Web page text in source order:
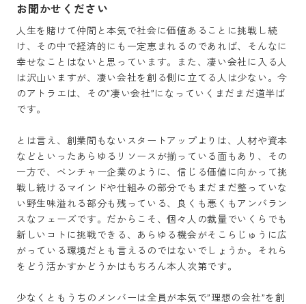
お聞かせください
人生を賭けて仲間と本気で社会に価値あることに挑戦し続
け、その中で経済的にも一定恵まれるのであれば、そんなに
幸せなことはないと思っています。また、凄い会社に入る人
は沢山いますが、凄い会社を創る側に立てる人は少ない。今
のアトラエは、その”凄い会社”になっていくまだまだ道半ば
です。
とは言え、創業間もないスタートアップよりは、人材や資本
などといったあらゆるリソースが揃っている面もあり、その
一方で、ベンチャー企業のように、信じる価値に向かって挑
戦し続けるマインドや仕組みの部分でもまだまだ整っていな
い野生味溢れる部分も残っている、良くも悪くもアンバラン
スなフェーズです。だからこそ、個々人の裁量でいくらでも
新しいコトに挑戦できる、あらゆる機会がそこらじゅうに広
がっている環境だとも言えるのではないでしょうか。それら
をどう活かすかどうかはもちろん本人次第です。
少なくともうちのメンバーは全員が本気で”理想の会社”を創